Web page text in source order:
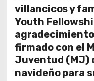
villancicos y
Youth
firmado con el
Juventud (MJ)
navideño para